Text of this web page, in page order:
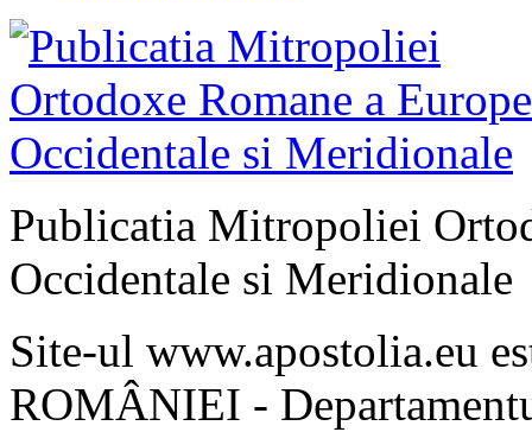
Publicatia Mitropoliei
Occidentale si Meridionale
Site-ul www.apostolia.eu
ROMÂNIEI -